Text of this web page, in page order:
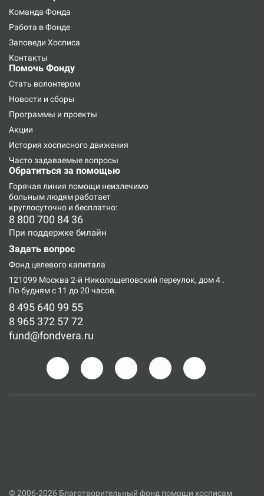
Команда Фонда
Работа в Фонде
Заповеди Хосписа
Контакты
Помочь Фонду
Стать волонтером
Новости и сборы
Программы и проекты
Акции
История хосписного движения
Часто задаваемые вопросы
Обратиться за помощью
Горячая линия помощи неизлечимо
больным людям работает
круглосуточно и бесплатно:
8 800 700 84 36
При поддержке билайн
Задать вопрос
Фонд целевого капитала
121099 Москва 2-й Николощеповский переулок, дом 4 .
По будням с 11 до 20 часов.
8 495 640 99 55
8 965 372 57 72
fund@fondvera.ru
© 2006-2026 Благотворительный фонд помощи хосписам